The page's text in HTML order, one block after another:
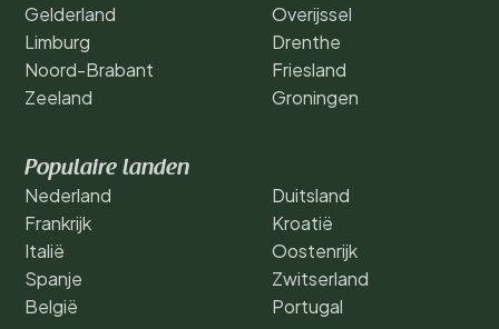
Gelderland
Limburg
Noord-Brabant
Zeeland
Overijssel
Drenthe
Friesland
Groningen
Populaire landen
Nederland
Frankrijk
Italië
Spanje
België
Duitsland
Kroatië
Oostenrijk
Zwitserland
Portugal